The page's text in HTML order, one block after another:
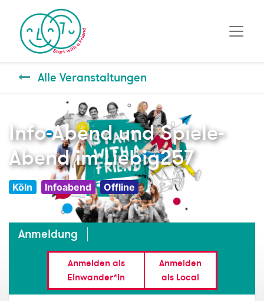
Alle Veranstaltungen
Info-Abend und Spiele-
Abend im Liebig257
Köln Infoabend Offline
Anmeldung
Anmelden als
Einwander*in
Anmelden
als Local